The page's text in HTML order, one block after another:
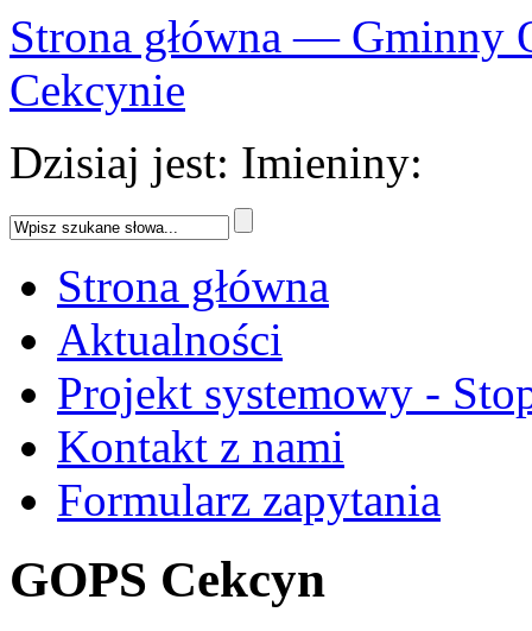
Strona główna — Gminny
Cekcynie
Dzisiaj jest: Imieniny:
Strona główna
Aktualności
Projekt systemowy -
Kontakt z nami
Formularz zapytania
GOPS Cekcyn